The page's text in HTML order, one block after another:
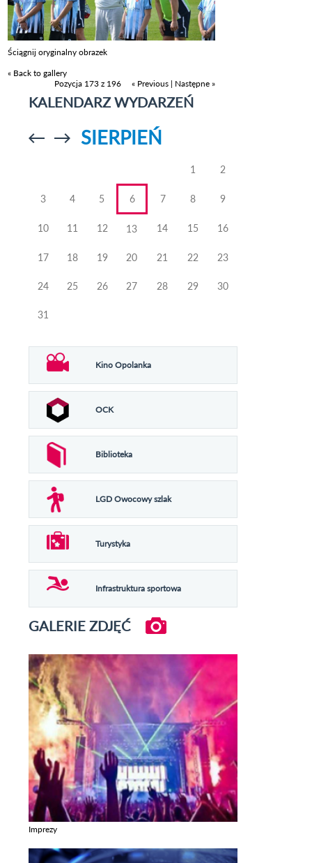
Ściągnij oryginalny obrazek
« Back to gallery
Pozycja 173 z 196
« Previous | Następne »
KALENDARZ WYDARZEŃ
Przejdź doPrzejdź do
SIERPIEŃ
1 2
3 4 5 6 7 8 9
10 11 12 13 14 15 16
17 18 19 20 21 22 23
24 25 26 27 28 29 30
31
Kino Opolanka
OCK
Biblioteka
LGD Owocowy szlak
Turystyka
Infrastruktura sportowa
GALERIE ZDJĘĆ
Imprezy